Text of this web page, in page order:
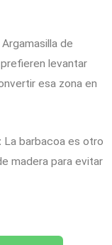
Argamasilla de
levantar
esa zona en
La barbacoa es otro
madera para evitar